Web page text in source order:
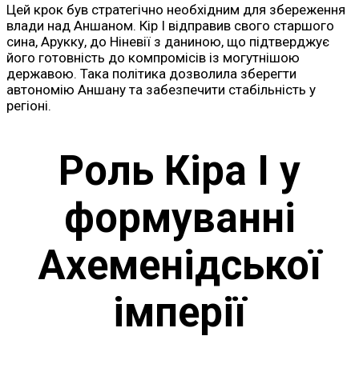
Цей крок був стратегічно необхідним для збереження
влади над Аншаном. Кір I відправив свого старшого
сина, Арукку, до Ніневії з даниною, що підтверджує
його готовність до компромісів із могутнішою
державою. Така політика дозволила зберегти
автономію Аншану та забезпечити стабільність у
регіоні.
Роль Кіра I у
формуванні
Ахеменідської
імперії